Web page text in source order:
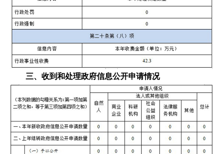
三、收到和处理政府信息公开申请情况